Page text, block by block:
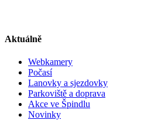
Aktuálně
Webkamery
Počasí
Lanovky a sjezdovky
Parkoviště a doprava
Akce ve Špindlu
Novinky